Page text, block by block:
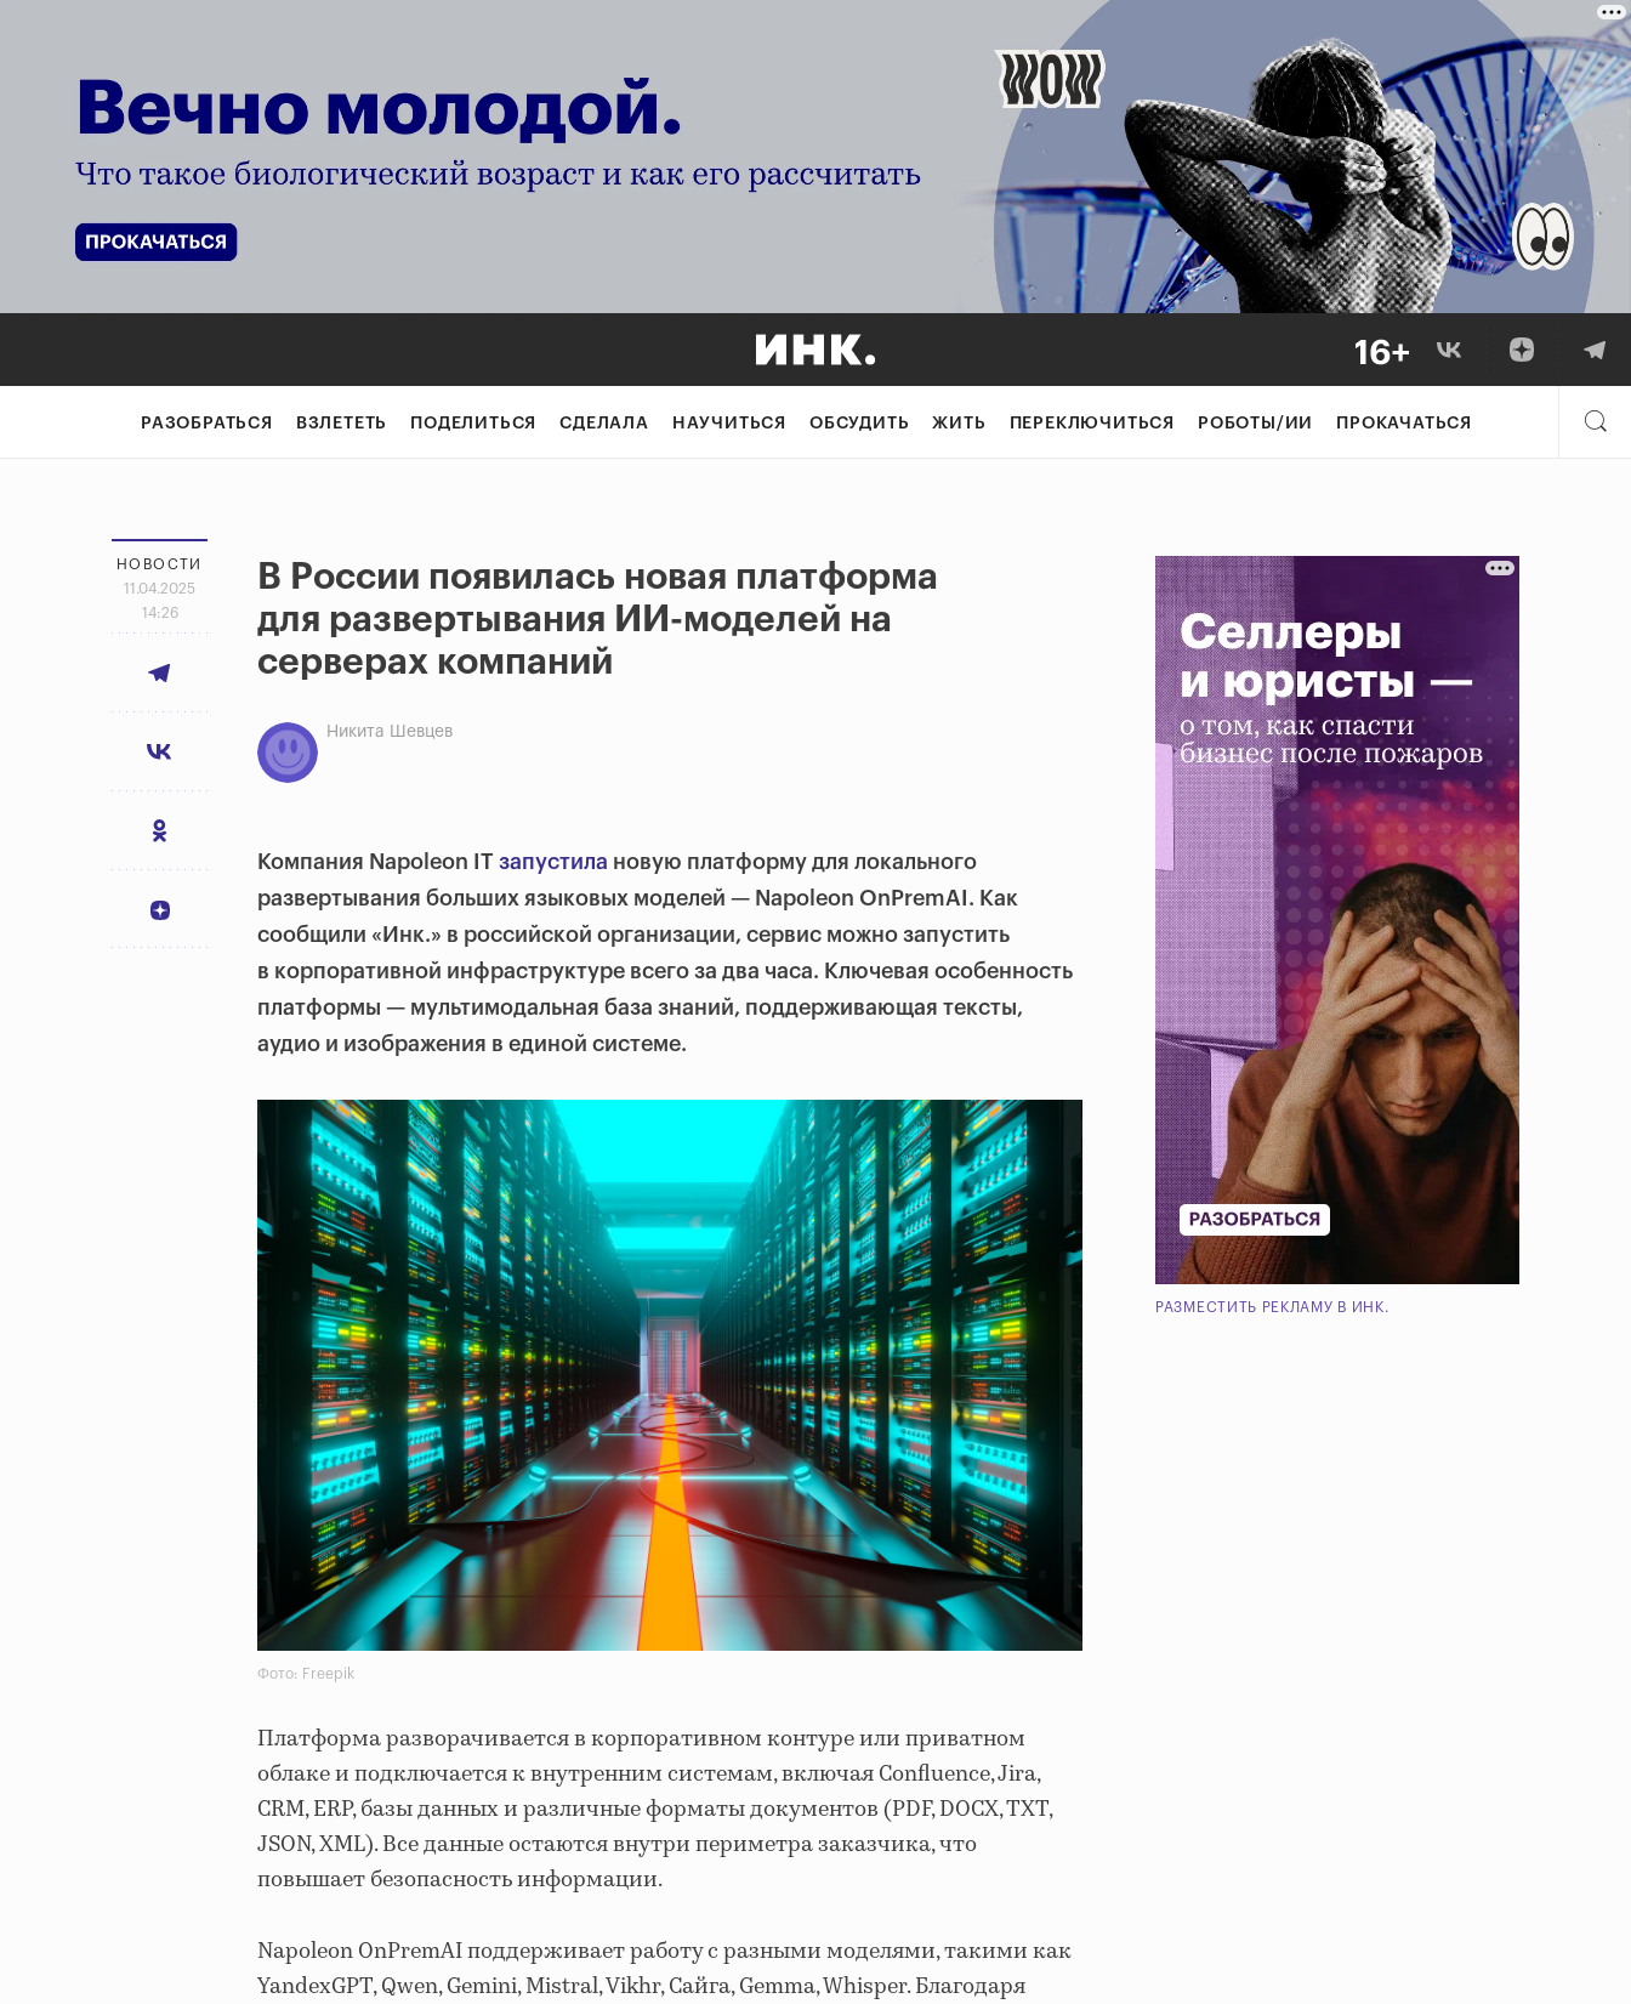
РАЗОБРАТЬСЯ ВЗЛЕТЕТЬ ПОДЕЛИТЬСЯ СДЕЛАЛА НАУЧИТЬСЯ ОБСУДИТЬ ЖИТЬ ПЕРЕКЛЮЧИТЬСЯ РОБОТЫ/ИИ ПРОКАЧАТЬСЯ
НОВОСТИ
11.04.2025
14:26
В России появилась новая платформа
для развертывания ИИ-моделей на
серверах компаний
Никита Шевцев
Компания Napoleon IT запустила новую платформу для локального
развертывания больших языковых моделей — Napoleon OnPremAI. Как
сообщили «Инк.» в российской организации, сервис можно запустить
в корпоративной инфраструктуре всего за два часа. Ключевая особенность
платформы — мультимодальная база знаний, поддерживающая тексты,
аудио и изображения в единой системе.
Фото: Freepik
Платформа разворачивается в корпоративном контуре или приватном
облаке и подключается к внутренним системам, включая Confluence, Jira,
CRM, ERP, базы данных и различные форматы документов (PDF, DOCX, TXT,
JSON, XML). Все данные остаются внутри периметра заказчика, что
повышает безопасность информации.
Napoleon OnPremAI поддерживает работу с разными моделями, такими как
YandexGPT, Qwen, Gemini, Mistral, Vikhr, Сайга, Gemma, Whisper. Благодаря
РАЗМЕСТИТЬ РЕКЛАМУ В ИНК.